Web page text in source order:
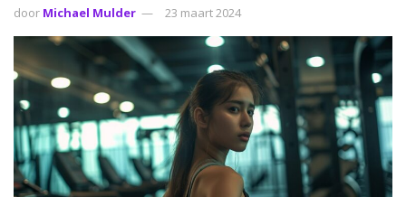
door Michael Mulder 23 maart 2024